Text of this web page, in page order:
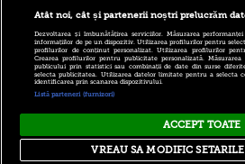
autor:iBani, 15 septembrie 2015
Copyright © 2026 PRO TV S.R.L
Politica
Atât noi, cât și partenerii noștri prelucrăm
Dezvoltarea și îmbunătățirea serviciilor. Măsurarea
informațiilor de pe un dispozitiv. Utilizarea profilurilor pentru
profilurilor de conținut personalizat. Utilizarea profilurilor
Crearea profilurilor pentru publicitate personalizată.
publicului prin statistici sau combinații de date din surse
selecta publicitatea. Utilizarea datelor limitate pentru a selecta
identificarea prin scanarea dispozitivului.
Listă parteneri (furnizori)
ACCEPT TOATE
VREAU SA MODIFIC